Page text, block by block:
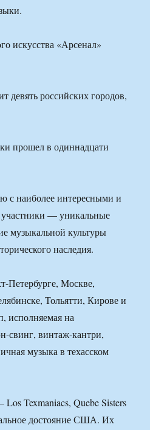
искусства «Арсенал»
девять российских городов,
прошел в одиннадцати
с наиболее интересными и
— уникальные
музыкальной культуры
наследия.
Петербурге, Москве,
Тольятти, Кирове и
исполняемая на
свинг, винтаж-кантри,
музыка в техасском
Texmaniacs, Quebe Sisters
достояние США. Их